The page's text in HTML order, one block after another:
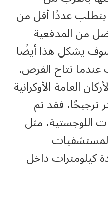
يتطلب عددًا أقل من
من المدفعية
يشكل هذا أيضًا
عندما تتاح الفرص.
العامة الأوكرانية
ترجيحًا، فقد تم
اللوجستية، مثل
كيلومترات داخل